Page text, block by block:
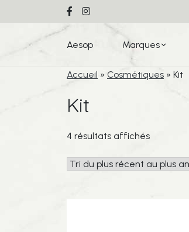
Aesop Marques
Accueil » Cosmétiques » Kit
Kit
4 résultats affichésTrié
plus